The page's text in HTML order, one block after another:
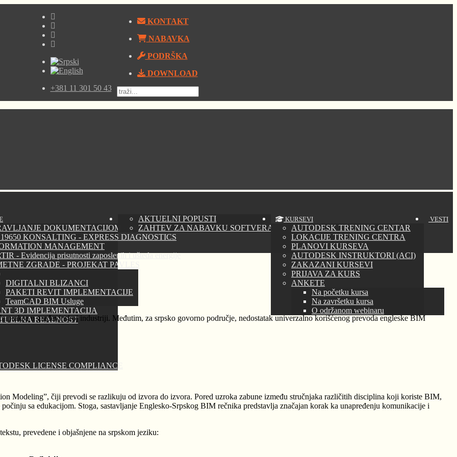
+381 11 301 50 43
KONTAKT
NABAVKA
PODRŠKA
DOWNLOAD
DOKUMENTACIJOM - AUTODESK VAULT
KONSALTING - EXPRESS DIAGNOSTICS
MANAGEMENT
- Evidencija prisutnosti zaposlenih i ušteda energije
ZGRADE - PROJEKAT PAVLES
DIGITALNI BLIZANCI
PAKETI REVIT IMPLEMENTACIJE
TeamCAD BIM Usluge
3D IMPLEMENTACIJA
REALNOST
LICENSE COMPLIANCE
AKTUELNI POPUSTI
ZAHTEV ZA NABAVKU SOFTVERA
KURSEVI
AUTODESK TRENING CENTAR
LOKACIJE TRENING CENTRA
PLANOVI KURSEVA
AUTODESK INSTRUKTORI (ACI)
ZAKAZANI KURSEVI
PRIJAVA ZA KURS
ANKETE
Na početku kursa
Na završetku kursa
O održanom webinaru
VESTI
praksa u građevinskoj industriji. Međutim, za srpsko govorno područje, nedostatak univerzalno korišćenog prevoda engleske BIM
Modeling”, čiji prevodi se razlikuju od izvora do izvora. Pored uzroka zabune između stručnjaka različitih disciplina koji koriste BIM,
sa edukacijom. Stoga, sastavljanje Englesko-Srpskog BIM rečnika predstavlja značajan korak ka unapređenju komunikacije i
prevedene i objašnjene na srpskom jeziku: